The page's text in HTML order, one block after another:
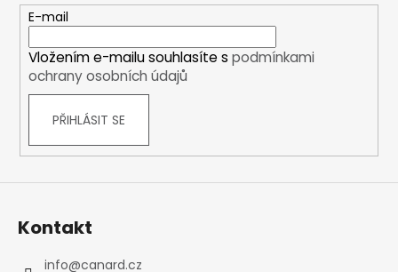
E-mail
Vložením e-mailu souhlasíte s podmínkami
ochrany osobních údajů
PŘIHLÁSIT SE
Kontakt
info@canard.cz